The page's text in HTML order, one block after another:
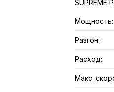
SUPREME
Мощность:
Разгон:
Расход:
Макс.